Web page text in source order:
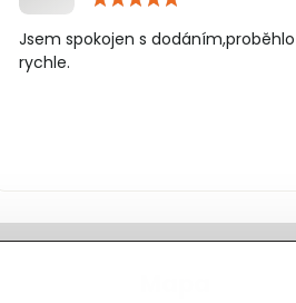
/
5
Jsem spokojen s dodáním,proběhlo
rychle.